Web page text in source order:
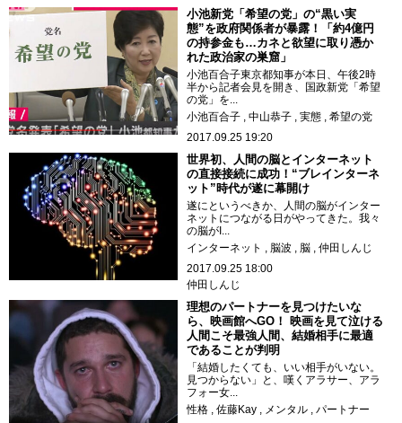
小池新党「希望の党」の“黒い実
態”を政府関係者が暴露！「約4億円
の持参金も…カネと欲望に取り憑か
れた政治家の巣窟」
小池百合子東京都知事が本日、午後2時
半から記者会見を開き、国政新党「希望
の党」を...
小池百合子
中山恭子 実態
希望の党
2017.09.25 19:20
世界初、人間の脳とインターネット
の直接接続に成功！“ブレインターネ
ット”時代が遂に幕開け
遂にというべきか、人間の脳がインター
ネットにつながる日がやってきた。我々
の脳がI...
インターネット
脳波 脳
仲田しんじ
2017.09.25 18:00
仲田しんじ
理想のパートナーを見つけたいな
ら、映画館へGO！ 映画を見て泣ける
人間こそ最強人間、結婚相手に最適
であることが判明
「結婚したくても、いい相手がいない。
見つからない」と、嘆くアラサー、アラ
フォー女...
性格
佐藤Kay メンタル
パートナー